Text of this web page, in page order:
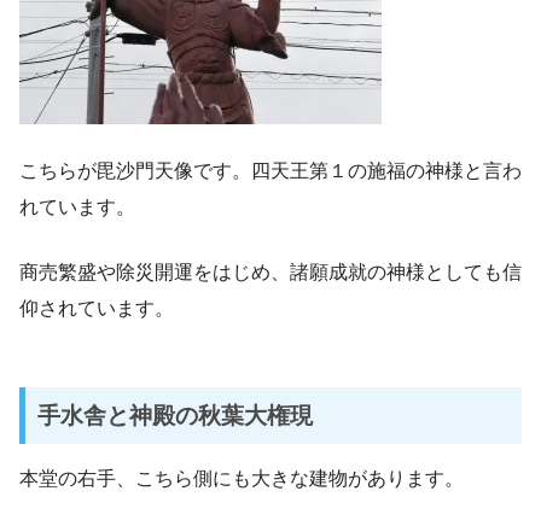
こちらが毘沙門天像です。四天王第１の施福の神様と言わ
れています。
商売繁盛や除災開運をはじめ、諸願成就の神様としても信
仰されています。
手水舎と神殿の秋葉大権現
本堂の右手、こちら側にも大きな建物があります。